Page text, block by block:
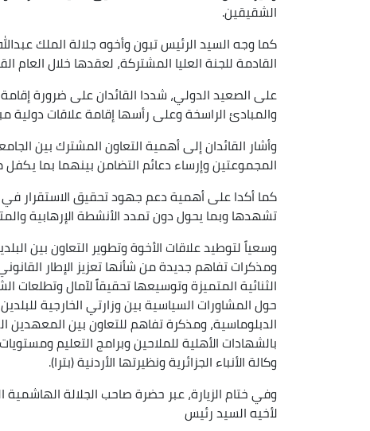
الشقيقين.
كما وجه السيد الرئيس تبون وأخوه جلالة الملك
القادمة للجنة العليا المشتركة، لعقدها خلال العام
على الصعيد الدولي، شددا القائدان على ضرورة
والمبادئ الراسخة وعلى رأسها إقامة علاقات دولية
وأشار القائدان إلى أهمية التعاون المشترك بين
المجموعتين وإرساء دعائم التضامن بينهما بما يكفل
كما أكدا على أهمية دعم جهود تحقيق الاستقرار
تشهدها وبما يحول دون تمدد الأنشطة الإرهابية
وسعياً لتوطيد علاقات الأخوة وتطوير التعاون بين
ومذكرات تفاهم جديدة من شأنها تعزيز الإطار
الثنائية المتميزة وتوسيعها تحقيقاً لآمال
حول المشاورات السياسية بين وزارتي الخارجية
الدبلوماسية، ومذكرة تفاهم للتعاون بين المعهدين
بالشهادات الأهلية للملاحين وبرامج التعليم
وكالة الأنباء الجزائرية ونظيرتها الأردنية (بترا).
وفي ختام الزيارة، عبر حضرة صاحب الجلالة
لأخيه السيد رئيس